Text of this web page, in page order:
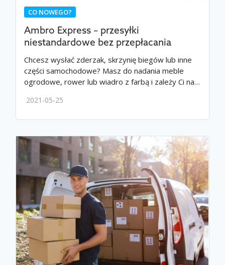
CO NOWEGO?
Ambro Express – przesyłki
niestandardowe bez przepłacania
Chcesz wysłać zderzak, skrzynię biegów lub inne
części samochodowe? Masz do nadania meble
ogrodowe, rower lub wiadro z farbą i zależy Ci na…
2021-05-25